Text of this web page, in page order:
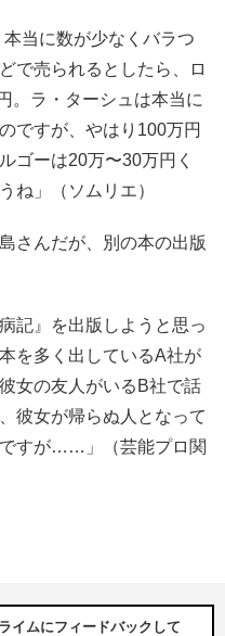
本当に数が少なくバラつ
で売られるとしたら、ロ
。ラ・ターシュは本当に
ですが、やはり100万円
ゴーは20万〜30万円く
ね」（ソムリエ）
さんだが、別の本の出版
記』を出版しようと思っ
を多く出しているA社が
女の友人がいるB社で話
彼女が帰らぬ人となって
ですが……」（芸能プロ関
イムにフィードバックして